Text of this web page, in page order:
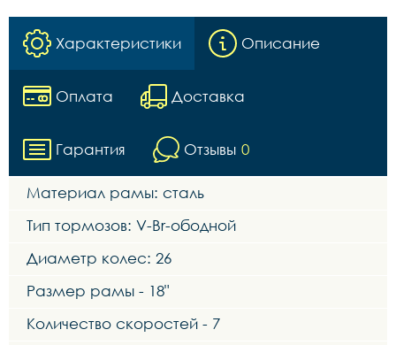
Характеристики Описание
Оплата Доставка
Гарантия Отзывы 0
Материал рамы: сталь
Тип тормозов: V-Br-ободной
Диаметр колес: 26
Размер рамы - 18"
Количество скоростей - 7